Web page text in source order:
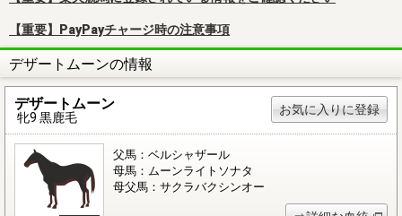
【重要】PayPayチャージ時の注意事項
デザートムーンの情報
デザートムーン
牝9 黒鹿毛
お気に入りに登録
父馬：ベルシャザール
母馬：ムーンライトソナタ
母父馬：サクラバクシンオー